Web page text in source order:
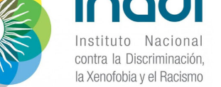
la Iglesia maronita siria y la Iglesia
huevos de Pascuaestá muy
día y su origen está en que entre los